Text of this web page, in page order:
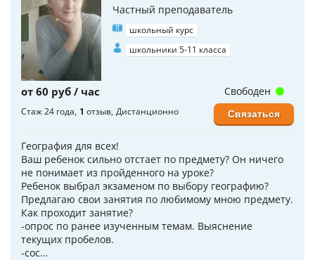
Частный преподаватель
школьный курс
школьники 5-11 класса
от 60 руб / час
Стаж 24 года 1 отзыв Дистанционно
География для всех!
Ваш ребенок сильно отстает по предмету? Он ничего
не понимает из пройденного на уроке?
Ребенок выбрал экзаменом по выбору географию?
Предлагаю свои занятия по любимому мною предмету.
Как проходит занятие?
-опрос по ранее изученным темам. Выяснение
текущих пробелов.
-сос...
Свободен
Связаться